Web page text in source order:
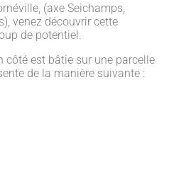
(axe Seichamps,
venez découvrir cette
de potentiel.
côté est bâtie sur une parcelle
de la manière suivante :